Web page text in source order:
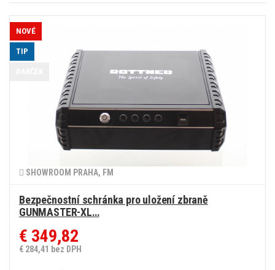
SHOWROOM PRAHA, FM
Bezpečnostní schránka pro uložení zbraně
GUNMASTER-XL…
€ 349,82
€ 284,41 bez DPH
NOVÉ
TIP